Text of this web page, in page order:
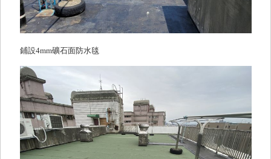
鋪設4mm礦石面防水毯